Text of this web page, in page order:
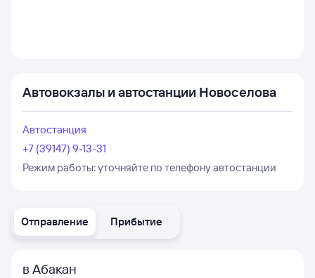
Отправление Прибытие
в Абакан
Автовокзалы и автостанции Новоселова
Автостанция
+7 (39147) 9-13-31
Режим работы:уточняйте по телефону автостанции